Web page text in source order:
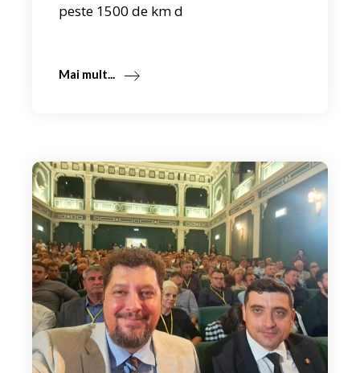
peste 1500 de km d
Mai mult...